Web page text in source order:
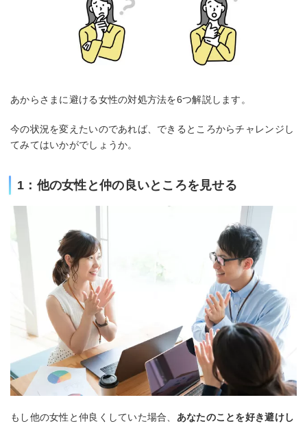
あからさまに避ける女性の対処方法を6つ解説します。
今の状況を変えたいのであれば、できるところからチャレンジし
てみてはいかがでしょうか。
1：他の女性と仲の良いところを見せる
もし他の女性と仲良くしていた場合、 あなたのことを好き避けし